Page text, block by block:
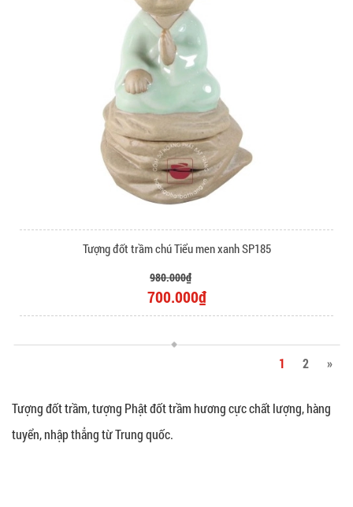
Tượng đốt trầm chú Tiểu men xanh SP185
980.000₫
700.000₫
1 2 »
Tượng đốt trầm, tượng Phật đốt trầm hương cực chất lượng, hàng
tuyển, nhập thẳng từ Trung quốc.